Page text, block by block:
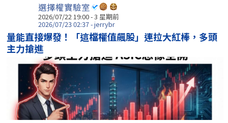
選擇權實驗室
2026/07/22 19:00 - 3 星期前
2026/07/23 02:37 - jerrybr
量能直接爆發！「這檔權值飆股」連拉大紅棒，多頭
主力搶進